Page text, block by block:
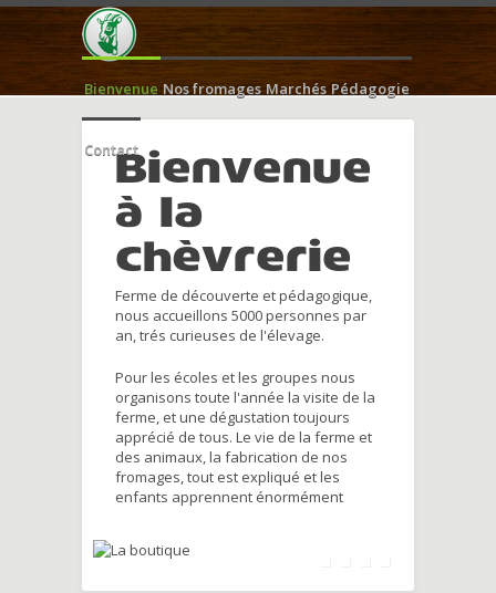
Bienvenue Nos fromages Marchés Pédagogie
ContactBienvenue
à la
chèvrerie
Ferme de découverte et pédagogique,
nous accueillons 5000 personnes par
an, trés curieuses de l'élevage.
Pour les écoles et les groupes nous
organisons toute l'année la visite de la
ferme, et une dégustation toujours
apprécié de tous. Le vie de la ferme et
des animaux, la fabrication de nos
fromages, tout est expliqué et les
enfants apprennent énormément